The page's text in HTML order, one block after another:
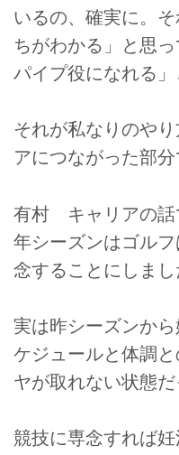
いるの、確実に。
ちがわかる」と思
パイプ役になれる」
それが私なりのや
アにつながった部分
有村 キャリアの話
年シーズンはゴル
念することにしまし
実は昨シーズンか
ケジュールと体調
ヤが取れない状態だ
競技に専念すれば